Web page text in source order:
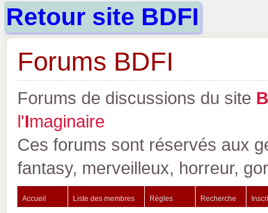
Retour site BDFI
Forums BDFI
Forums de discussions du site B
l'Imaginaire
Ces forums sont réservés aux
fantasy, merveilleux, horreur,
Accueil Liste des membres Règles Recherche